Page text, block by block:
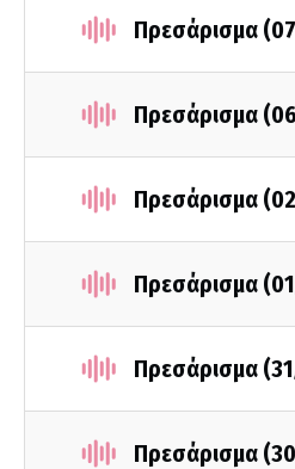
Πρεσάρισμα
Πρεσάρισμα
Πρεσάρισμα
Πρεσάρισμα
Πρεσάρισμα
Πρεσάρισμα